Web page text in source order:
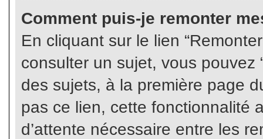
Comment puis-je remonter
En cliquant sur le lien
consulter un sujet, vous pouvez
des sujets, à la première page
pas ce lien, cette fonctionnalité
d’attente nécessaire entre les